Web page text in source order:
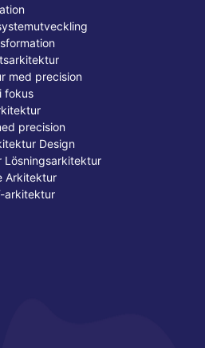
med precision
fokus
precision
Design
Lösningsarkitektur
Arkitektur
arkitektur